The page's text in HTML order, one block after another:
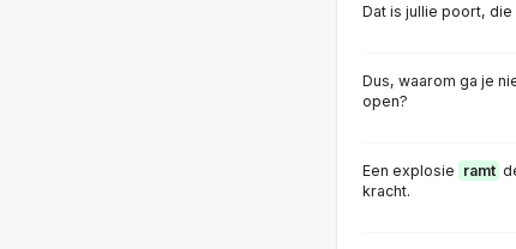
Dat is jullie poort, die
Dus, waarom ga je
open?
Een explosie ramt
kracht.